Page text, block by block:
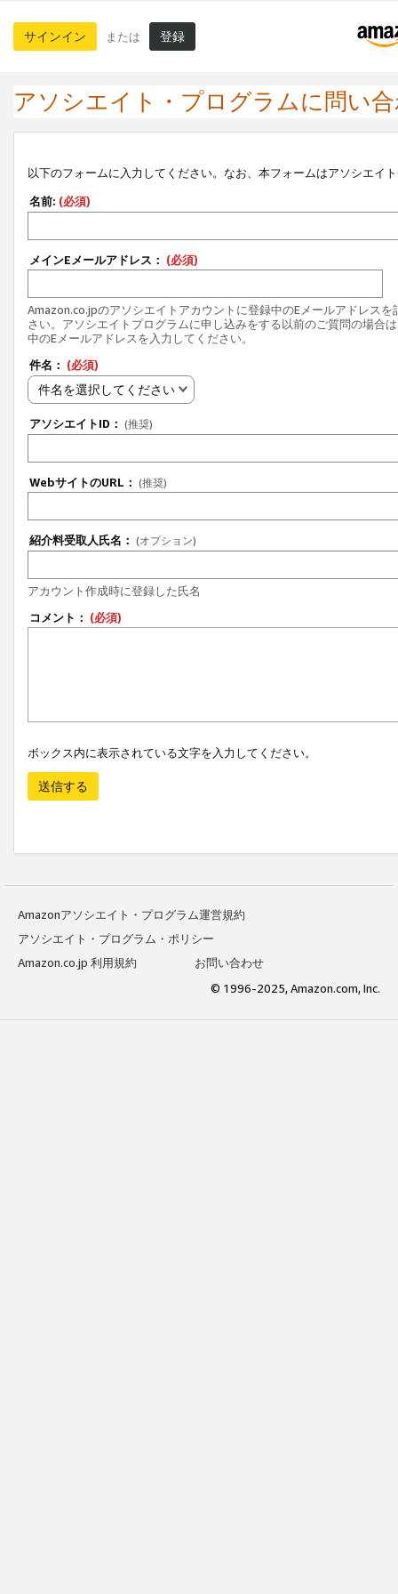
サインイン または 登録
アソシエイト・プログラムに問い
以下のフォームに入力してください。なお、本フォームはアソシエイ
名前: (必須)
メインEメールアドレス： (必須)
Amazon.co.jpのアソシエイトアカウントに登録中のEメールアドレスを
さい。アソシエイトプログラムに申し込みをする以前のご質問の場合
中のEメールアドレスを入力してください。
件名： (必須)
件名を選択してください
アソシエイトID： (推奨)
WebサイトのURL： (推奨)
紹介料受取人氏名： (オプション)
アカウント作成時に登録した氏名
コメント： (必須)
ボックス内に表示されている文字を入力してください。
送信する
Amazonアソシエイト・プログラム運営規約
アソシエイト・プログラム・ポリシー
Amazon.co.jp 利用規約
お問い合わせ
© 1996-2025, Amazon.com, Inc.